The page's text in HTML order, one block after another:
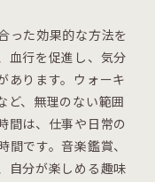
った効果的な方法を
血行を促進し、気分
あります。ウォーキ
ど、無理のない範囲
間は、仕事や日常の
です。音楽鑑賞、
自分が楽しめる趣味